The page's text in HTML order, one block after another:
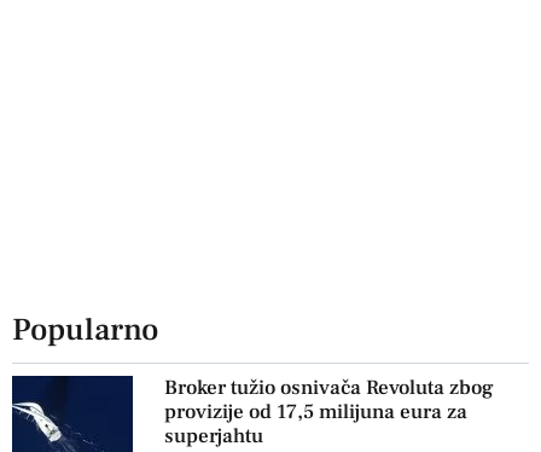
Popularno
Broker tužio osnivača Revoluta zbog
provizije od 17,5 milijuna eura za
superjahtu